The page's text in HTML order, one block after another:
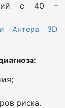
с 40 –
Антера 3D
риска.